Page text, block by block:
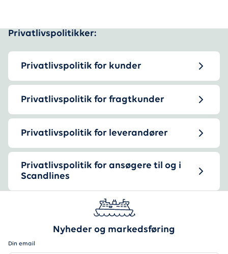
Privatlivspolitikker:
Privatlivspolitik for kunder
Privatlivspolitik for fragtkunder
Privatlivspolitik for leverandører
Privatlivspolitik for ansøgere til og i
Scandlines
Nyheder og markedsføring
Din email